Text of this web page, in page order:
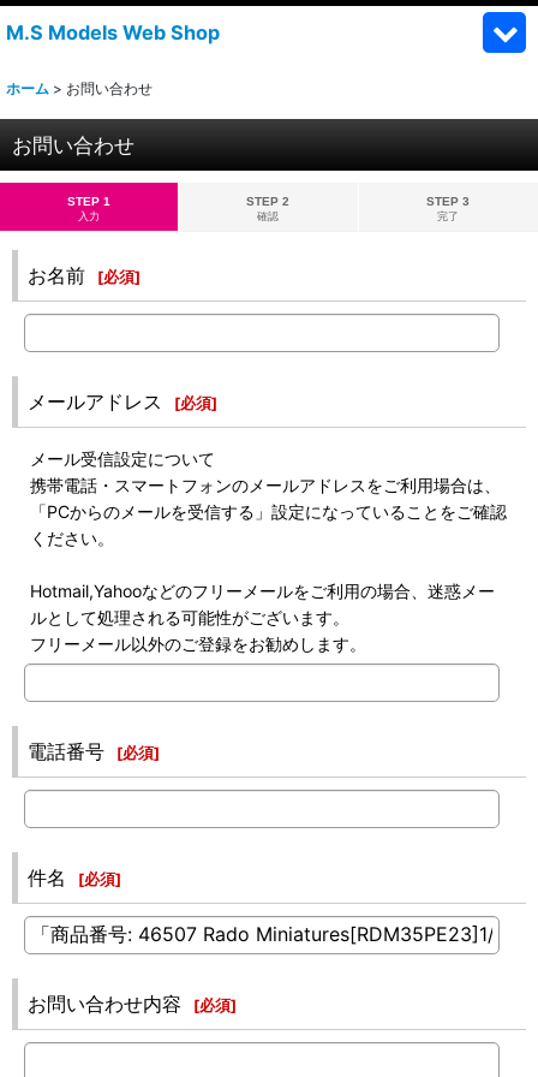
M.S Models Web Shop
ホーム > お問い合わせ
お問い合わせ
STEP 1
入力
STEP 2
確認
STEP 3
完了
お名前 [必須]
メールアドレス [必須]
メール受信設定について
携帯電話・スマートフォンのメールアドレスをご利用場合は、
「PCからのメールを受信する」設定になっていることをご確認
ください。
Hotmail,Yahooなどのフリーメールをご利用の場合、迷惑メー
ルとして処理される可能性がございます。
フリーメール以外のご登録をお勧めします。
電話番号 [必須]
件名 [必須]
お問い合わせ内容 [必須]